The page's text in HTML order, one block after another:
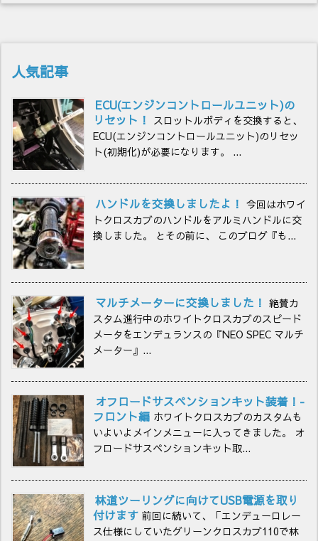
人気記事
ECU(エンジンコントロールユニット)の
リセット！ スロットルボディを交換すると、
ECU(エンジンコントロールユニット)のリセッ
ト(初期化)が必要になります。 ...
ハンドルを交換しましたよ！ 今回はホワイ
トクロスカブのハンドルをアルミハンドルに交
換しました。 とその前に、 このブログ『も...
マルチメーターに交換しました！ 絶賛カ
スタム進行中のホワイトクロスカブのスピード
メータをエンデュランスの『NEO SPEC マルチ
メーター』...
オフロードサスペンションキット装着！-
フロント編 ホワイトクロスカブのカスタムも
いよいよメインメニューに入ってきました。 オ
フロードサスペンションキット取...
林道ツーリングに向けてUSB電源を取り
付けます 前回に続いて、「エンデューロレー
ス仕様にしていたグリーンクロスカブ110で林